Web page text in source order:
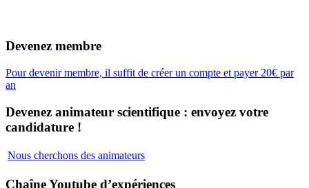
Devenez membre
Pour devenir membre, il suffit de créer un compte et payer 20€ par
an
Devenez animateur scientifique : envoyez votre
candidature !
Nous cherchons des animateurs
Chaîne Youtube d’expériences